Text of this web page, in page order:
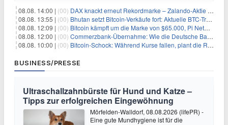
08.08. 14:00 | (00) DAX knackt erneut Rekordmarke – Zalando-Aktie crasht nach Quartalszahlen
08.08. 13:55 | (00) Bhutan setzt Bitcoin-Verkäufe fort: Aktuelle BTC-Transaktionen
08.08. 12:09 | (00) Bitcoin kämpft um die Marke von $65.000, Pi Network gewinnt an Unterstützung
08.08. 12:00 | (00) Commerzbank-Übernahme: Wie die Deutsche Bank im Schatten zum großen Gewinner wird
08.08. 10:00 | (00) Bitcoin-Schock: Während Kurse fallen, plant die Regierung die Steuer-Bombe
BUSINESS/PRESSE
Ultraschallzahnbürste für Hund und Katze –
Tipps zur erfolgreichen Eingewöhnung
Mörfelden-Walldorf, 08.08.2026 (lifePR) -
Eine gute Mundhygiene ist für die